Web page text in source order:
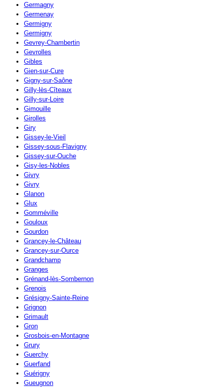
Germagny
Germenay
Germigny
Germigny
Gevrey-Chambertin
Gevrolles
Gibles
Gien-sur-Cure
Gigny-sur-Saône
Gilly-lès-Cîteaux
Gilly-sur-Loire
Gimouille
Girolles
Giry
Gissey-le-Vieil
Gissey-sous-Flavigny
Gissey-sur-Ouche
Gisy-les-Nobles
Givry
Givry
Glanon
Glux
Gomméville
Gouloux
Gourdon
Grancey-le-Château
Grancey-sur-Ource
Grandchamp
Granges
Grénand-lès-Sombernon
Grenois
Grésigny-Sainte-Reine
Grignon
Grimault
Gron
Grosbois-en-Montagne
Grury
Guerchy
Guerfand
Guérigny
Gueugnon